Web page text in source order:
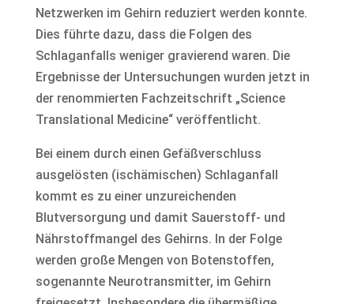
Netzwerken im Gehirn reduziert werden konnte.
Dies führte dazu, dass die Folgen des
Schlaganfalls weniger gravierend waren. Die
Ergebnisse der Untersuchungen wurden jetzt in
der renommierten Fachzeitschrift „Science
Translational Medicine“ veröffentlicht.
Bei einem durch einen Gefäßverschluss
ausgelösten (ischämischen) Schlaganfall
kommt es zu einer unzureichenden
Blutversorgung und damit Sauerstoff- und
Nährstoffmangel des Gehirns. In der Folge
werden große Mengen von Botenstoffen,
sogenannte Neurotransmitter, im Gehirn